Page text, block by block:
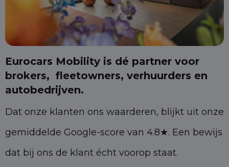
Eurocars Mobility is dé partner voor
brokers, fleetowners, verhuurders en
autobedrijven.
Dat onze klanten ons waarderen, blijkt uit onze
gemiddelde Google-score van 4.8★. Een bewijs
dat bij ons de klant écht voorop staat.